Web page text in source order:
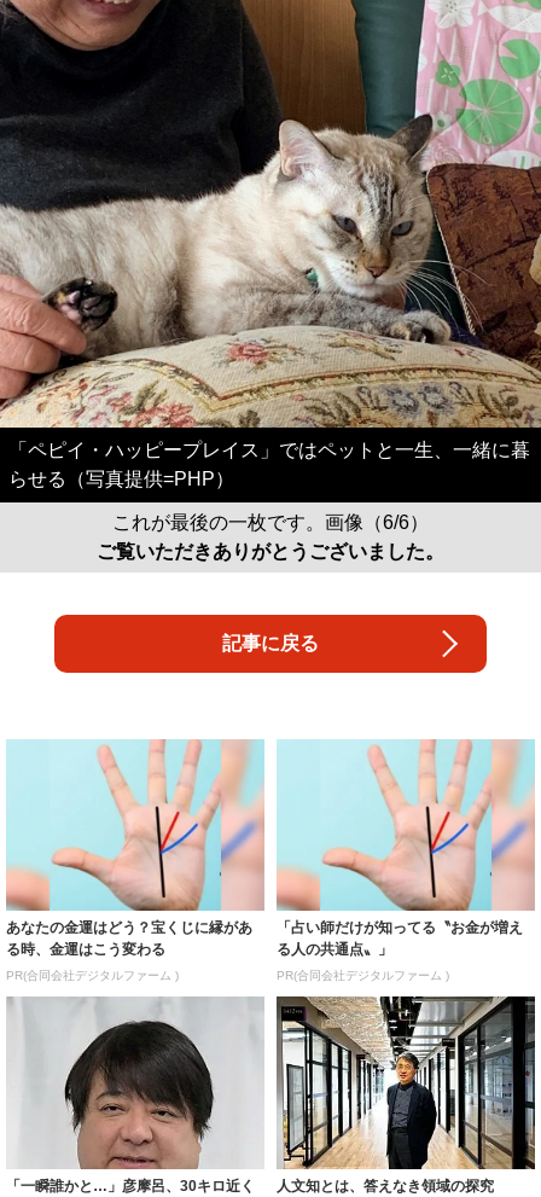
「ペピイ・ハッピープレイス」ではペットと一生、一緒に暮
らせる（写真提供=PHP）
これが最後の一枚です。画像（6/6）
ご覧いただきありがとうございました。
記事に戻る
あなたの金運はどう？宝くじに縁があ
る時、金運はこう変わる
PR(合同会社デジタルファーム )
「占い師だけが知ってる〝お金が増え
る人の共通点〟」
PR(合同会社デジタルファーム )
「一瞬誰かと…」彦摩呂、30キロ近く
人文知とは、答えなき領域の探究